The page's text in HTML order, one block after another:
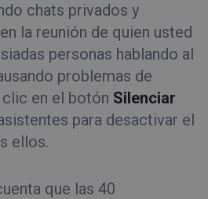
chats privados y
la reunión de quien usted
personas hablando al
problemas de
clic en el botón Silenciar
para desactivar el
ellos.
que las 40